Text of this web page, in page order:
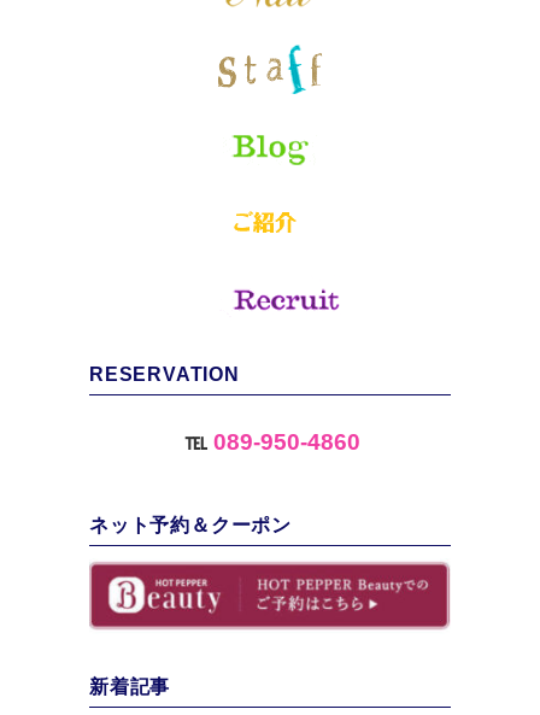
RESERVATION
℡ 089-950-4860
ネット予約＆クーポン
新着記事